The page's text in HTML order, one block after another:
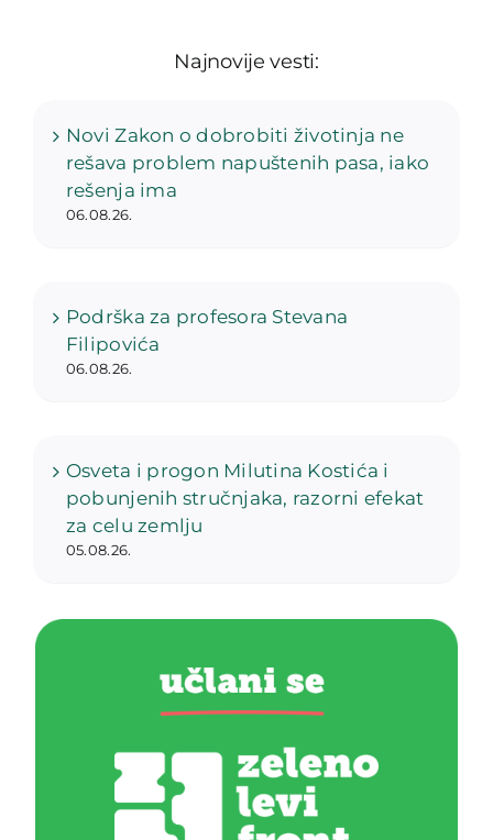
Najnovije vesti:
Novi Zakon o dobrobiti životinja ne
rešava problem napuštenih pasa, iako
rešenja ima
06.08.26.
Podrška za profesora Stevana
Filipovića
06.08.26.
Osveta i progon Milutina Kostića i
pobunjenih stručnjaka, razorni efekat
za celu zemlju
05.08.26.